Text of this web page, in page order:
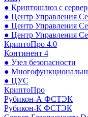
● Криптошлюз с
● Центр Управления
● Центр Управления
● Центр Управления
КриптоПро 4.0
Континент 4
● Узел безопасности
●
● ЦУС
КриптоПро
Рубикон-А ФСТЭК
Рубикон-К ФСТЭК